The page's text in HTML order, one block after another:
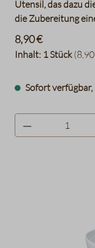
Utensil, das dazu
die Zubereitung
abzumessen.
Inhalt: 1 Stück
8,90 €
Sofort verfügbar,